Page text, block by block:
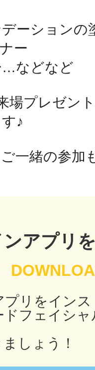
ーションの
ー
…などなど
場プレゼン
♪
一緒の参加
ンアプリ
プリをイン
ドフェイシ
しょう！
秋葉原
シモキ
多度津